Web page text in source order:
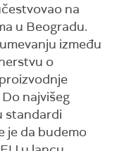
na
u Beogradu.
između
o
najvišeg
standardi
je da budemo